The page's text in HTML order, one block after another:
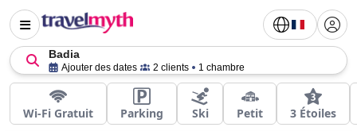
Badia
Ajouter des dates 2 clients 1 chambre
Wi-Fi Gratuit Parking Ski Petit 3 Étoiles